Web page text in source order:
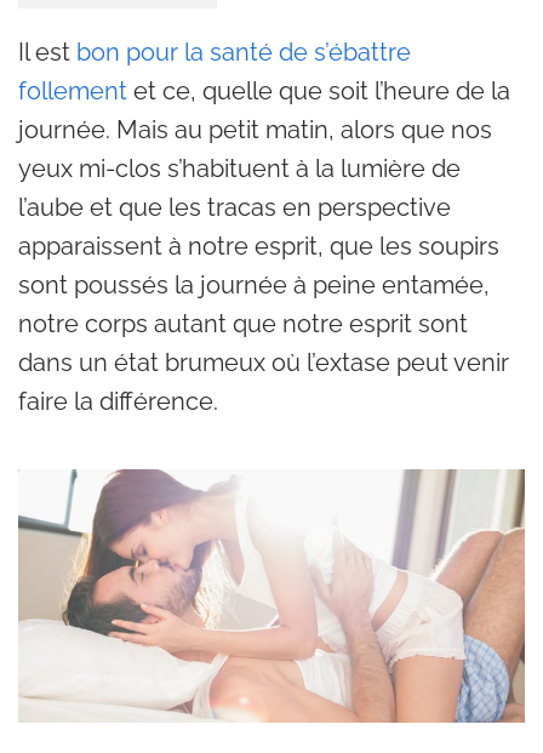
Il est bon pour la santé de s’ébattre
follement et ce, quelle que soit l’heure de la
journée. Mais au petit matin, alors que nos
yeux mi-clos s’habituent à la lumière de
l’aube et que les tracas en perspective
apparaissent à notre esprit, que les soupirs
sont poussés la journée à peine entamée,
notre corps autant que notre esprit sont
dans un état brumeux où l’extase peut venir
faire la différence.